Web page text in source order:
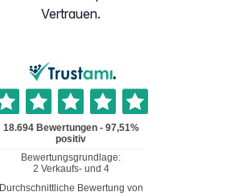
Vertrauen.
Durchschnittliche Bewertung von